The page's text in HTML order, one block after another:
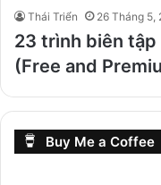
Thái Triển 26 Tháng 5,
23 trình biên tập
(Free and
Buy Me a Coffee